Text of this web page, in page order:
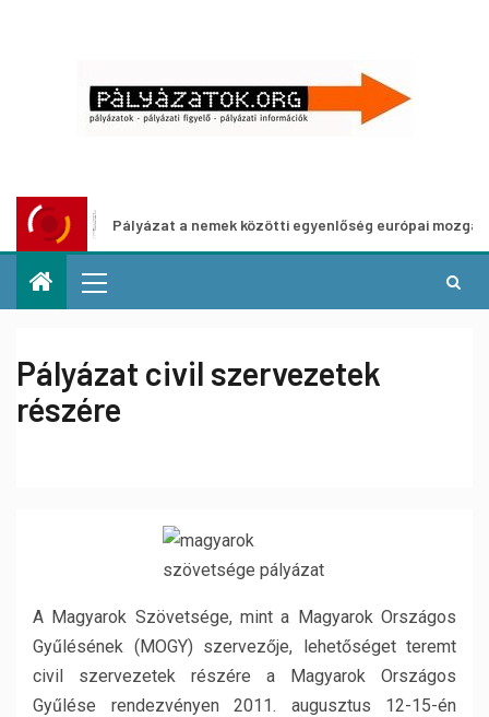
Pályázat a nemek közötti egyenlőség európai mozgalmainak
Pályázat civil szervezetek
részére
A Magyarok Szövetsége, mint a Magyarok Országos
Gyűlésének (MOGY) szervezője, lehetőséget teremt
civil szervezetek részére a Magyarok Országos
Gyűlése rendezvényen 2011. augusztus 12-15-én